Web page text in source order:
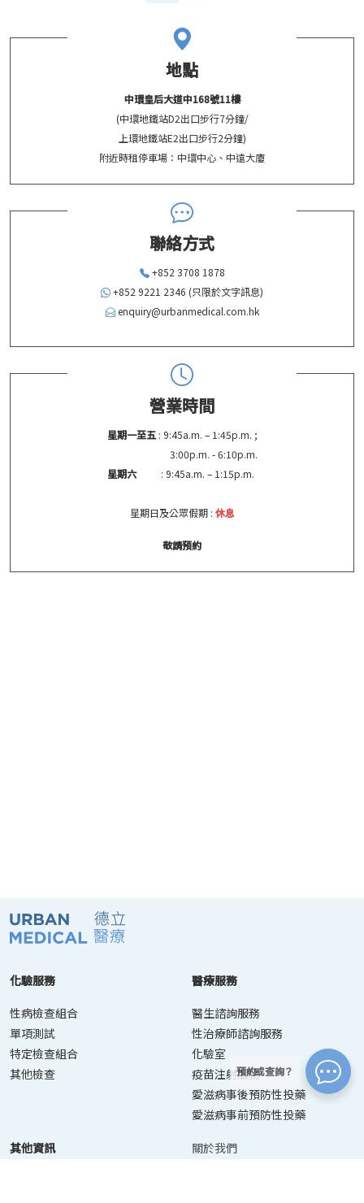
地點
中環皇后大道中168號11樓
(中環地鐵站D2出口步行7分鐘/
上環地鐵站E2出口步行2分鐘)
附近時租停車場：中環中心、中遠大廈
聯絡方式
+852 3708 1878
+852 9221 2346 (只限於文字訊息)
enquiry@urbanmedical.com.hk
營業時間
星期一至五: 9:45a.m. – 1:45p.m. ;
3:00p.m. - 6:10p.m.
星期六
: 9:45a.m. – 1:15p.m.
星期日及公眾假期 : 休息
敬請預約
化驗服務
性病檢查組合
單項測試
特定檢查組合
其他檢查
醫療服務
醫生諮詢服務
性治療師諮詢服務
化驗室
疫苗注射服務
愛滋病事後預防性投藥
愛滋病事前預防性投藥
其他資訊
關於我們
預約或查詢？